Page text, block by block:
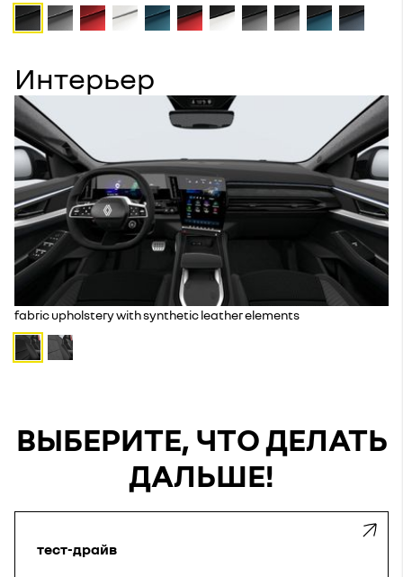
Интерьер
fabric upholstery with synthetic leather elements
ВЫБЕРИТЕ, ЧТО ДЕЛАТЬ
ДАЛЬШЕ!
тест-драйв